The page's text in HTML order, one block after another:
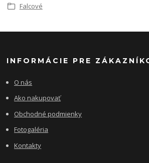
Falcové
INFORMÁCIE PRE
O nás
Ako nakupovať
Obchodné podmienky
Fotogaléria
Kontakty